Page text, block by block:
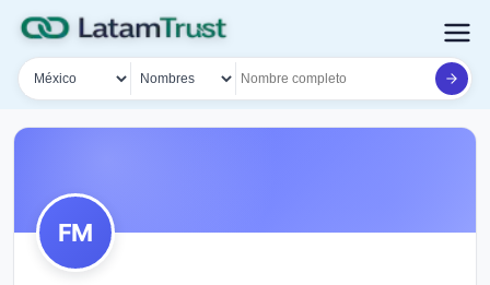
País
Tipo de búsqueda
Nombre o documento
FM